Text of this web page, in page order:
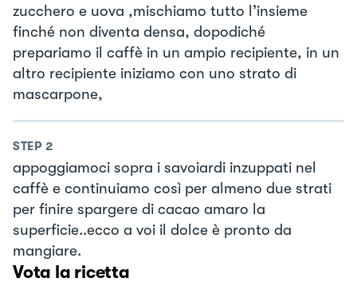
zucchero e uova ,mischiamo tutto l’insieme
finché non diventa densa, dopodiché
prepariamo il caffè in un ampio recipiente, in un
altro recipiente iniziamo con uno strato di
mascarpone,
STEP 2
appoggiamoci sopra i savoiardi inzuppati nel
caffè e continuiamo così per almeno due strati
per finire spargere di cacao amaro la
superficie..ecco a voi il dolce è pronto da
mangiare.
Vota la ricetta